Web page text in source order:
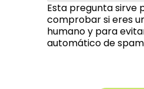
Esta pregunta sirve
comprobar si eres
humano y para
automático de